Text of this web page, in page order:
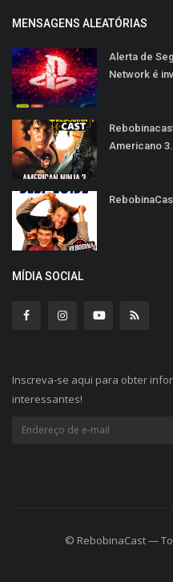
MENSAGENS ALEATÓRIAS
Alerta de
Network é
Americano 3...
MÍDIA SOCIAL
Inscreva-se aqui para obter
interessantes!
© RebobinaCast —